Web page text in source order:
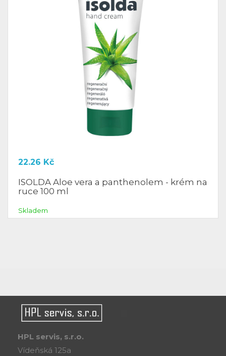
Skladem
22.26 Kč
ISOLDA Aloe vera a panthenolem - krém na
ruce 100 ml
HPL servis, s.r.o.
Vídeňská 125a